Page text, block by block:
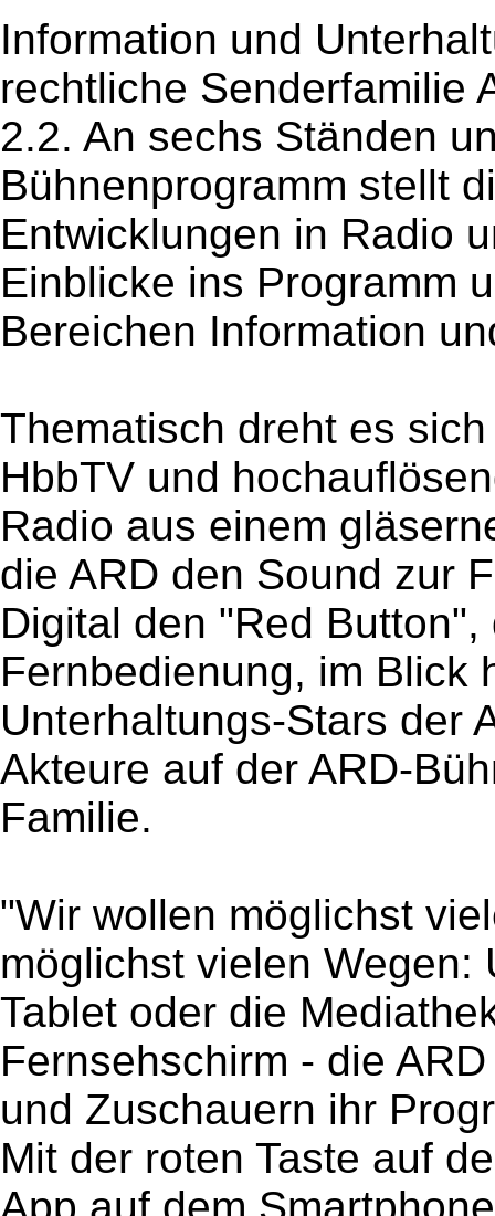
Information und
rechtliche Senderfamilie
2.2. An sechs Ständen
Bühnenprogramm stellt
Entwicklungen in Radio
Einblicke ins Programm
Bereichen Information
Thematisch dreht es
HbbTV und
Radio aus einem
die ARD den Sound zur
Digital den "Red
Fernbedienung, im Blick
Unterhaltungs-Stars der
Akteure auf der ARD-
Familie.
"Wir wollen möglichst
möglichst vielen Wegen:
Tablet oder die
Fernsehschirm - die
und Zuschauern ihr
Mit der roten Taste auf